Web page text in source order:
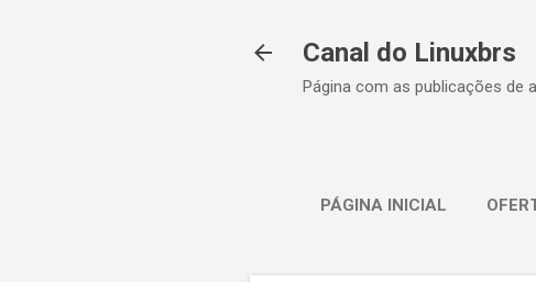
Canal do Linuxbrs
Página com as publicações de
PÁGINA INICIAL